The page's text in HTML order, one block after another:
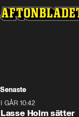
Senaste
I GÅR 10:42
Lasse Holm sätter